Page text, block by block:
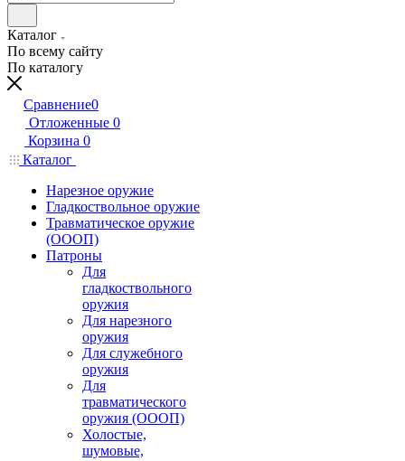
Каталог
По всему сайту
По каталогу
Сравнение0
Отложенные 0
Корзина 0
Каталог
Нарезное оружие
Гладкоствольное оружие
Травматическое оружие
(ОООП)
Патроны
Для
гладкоствольного
оружия
Для нарезного
оружия
Для служебного
оружия
Для
травматического
оружия (ОООП)
Холостые,
шумовые,